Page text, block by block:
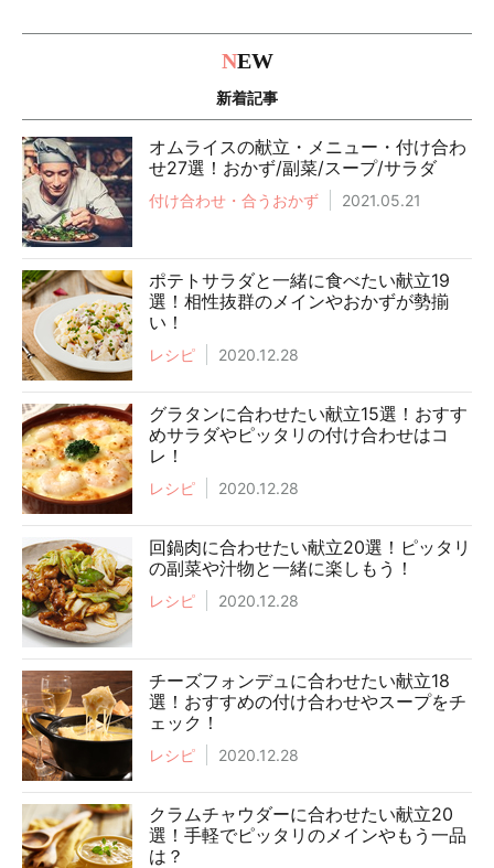
NEW
新着記事
オムライスの献立・メニュー・付け合わ
せ27選！おかず/副菜/スープ/サラダ
付け合わせ・合うおかず 2021.05.21
ポテトサラダと一緒に食べたい献立19
選！相性抜群のメインやおかずが勢揃
い！
レシピ 2020.12.28
グラタンに合わせたい献立15選！おすす
めサラダやピッタリの付け合わせはコ
レ！
レシピ 2020.12.28
回鍋肉に合わせたい献立20選！ピッタリ
の副菜や汁物と一緒に楽しもう！
レシピ 2020.12.28
チーズフォンデュに合わせたい献立18
選！おすすめの付け合わせやスープをチ
ェック！
レシピ 2020.12.28
クラムチャウダーに合わせたい献立20
選！手軽でピッタリのメインやもう一品
は？